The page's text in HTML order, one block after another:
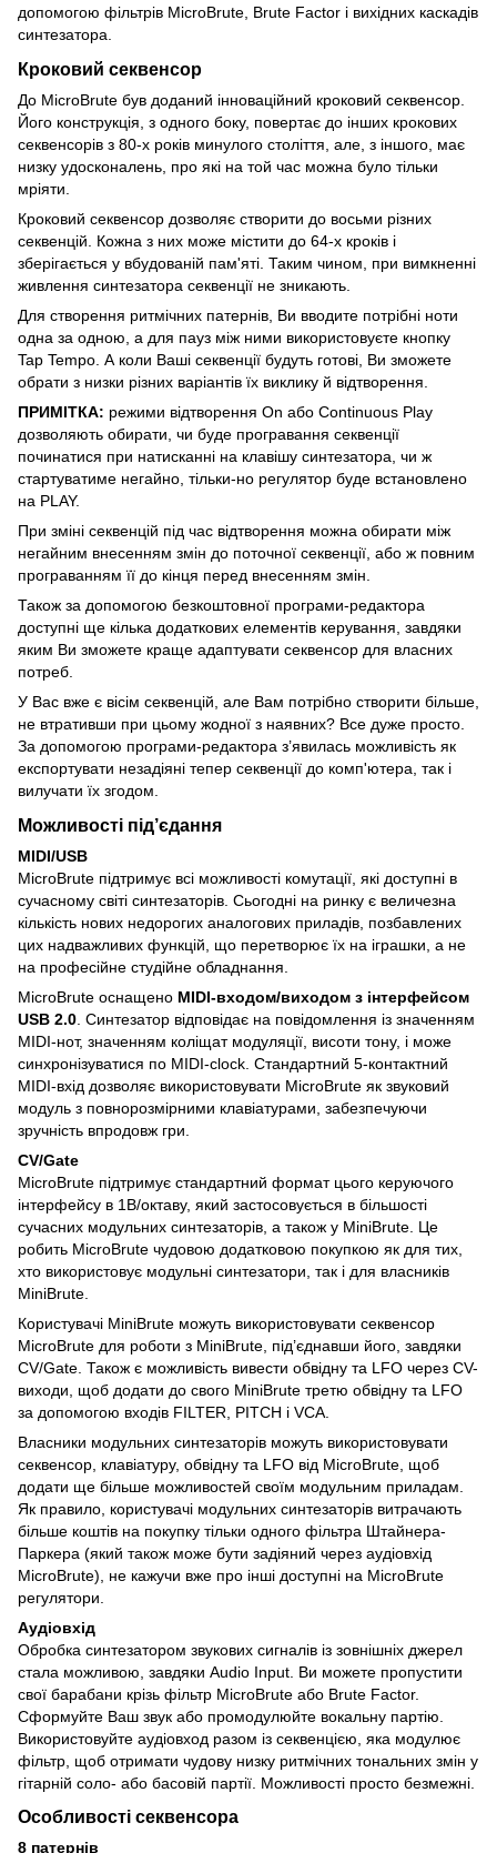
допомогою фільтрів MicroBrute, Brute Factor і вихідних каскадів
синтезатора.
Кроковий секвенсор
До MicroBrute був доданий інноваційний кроковий секвенсор.
Його конструкція, з одного боку, повертає до інших крокових
секвенсорів з 80-х років минулого століття, але, з іншого, має
низку удосконалень, про які на той час можна було тільки
мріяти.
Кроковий секвенсор дозволяє створити до восьми різних
секвенцій. Кожна з них може містити до 64-х кроків і
зберігається у вбудованій пам'яті. Таким чином, при вимкненні
живлення синтезатора секвенції не зникають.
Для створення ритмічних патернів, Ви вводите потрібні ноти
одна за одною, а для пауз між ними використовуєте кнопку
Tap Tempo. А коли Ваші секвенції будуть готові, Ви зможете
обрати з низки різних варіантів їх виклику й відтворення.
ПРИМІТКА: режими відтворення On або Continuous Play
дозволяють обирати, чи буде програвання секвенції
починатися при натисканні на клавішу синтезатора, чи ж
стартуватиме негайно, тільки-но регулятор буде встановлено
на PLAY.
При зміні секвенцій під час відтворення можна обирати між
негайним внесенням змін до поточної секвенції, або ж повним
програванням її до кінця перед внесенням змін.
Також за допомогою безкоштовної програми-редактора
доступні ще кілька додаткових елементів керування, завдяки
яким Ви зможете краще адаптувати секвенсор для власних
потреб.
У Вас вже є вісім секвенцій, але Вам потрібно створити більше,
не втративши при цьому жодної з наявних? Все дуже просто.
За допомогою програми-редактора з’явилась можливість як
експортувати незадіяні тепер секвенції до комп'ютера, так і
вилучати їх згодом.
Можливості під’єдання
MIDI/USB
MicroBrute підтримує всі можливості комутації, які доступні в
сучасному світі синтезаторів. Сьогодні на ринку є величезна
кількість нових недорогих аналогових приладів, позбавлених
цих надважливих функцій, що перетворює їх на іграшки, а не
на професійне студійне обладнання.
MicroBrute оснащено MIDI-входом/виходом з інтерфейсом
USB 2.0 . Синтезатор відповідає на повідомлення із значенням
MIDI-нот, значенням коліщат модуляції, висоти тону, і може
синхронізуватися по MIDI-clock. Стандартний 5-контактний
MIDI-вхід дозволяє використовувати MicroBrute як звуковий
модуль з повнорозмірними клавіатурами, забезпечуючи
зручність впродовж гри.
CV/Gate
MicroBrute підтримує стандартний формат цього керуючого
інтерфейсу в 1В/октаву, який застосовується в більшості
сучасних модульних синтезаторів, а також у MinіBrute. Це
робить MicroBrute чудовою додатковою покупкою як для тих,
хто використовує модульні синтезатори, так і для власників
MiniBrute.
Користувачі MiniBrute можуть використовувати секвенсор
MicroBrute для роботи з MiniBrute, під’єднавши його, завдяки
CV/Gate. Також є можливість вивести обвідну та LFO через CV-
виходи, щоб додати до свого MiniBrute третю обвідну та LFO
за допомогою входів FILTER, PITCH і VCA.
Власники модульних синтезаторів можуть використовувати
секвенсор, клавіатуру, обвідну та LFO від MicroBrute, щоб
додати ще більше можливостей своїм модульним приладам.
Як правило, користувачі модульних синтезаторів витрачають
більше коштів на покупку тільки одного фільтра Штайнера-
Паркера (який також може бути задіяний через аудіовхід
MicroBrute), не кажучи вже про інші доступні на MicroBrute
регулятори.
Аудіовхід
Обробка синтезатором звукових сигналів із зовнішніх джерел
стала можливою, завдяки Audio Input. Ви можете пропустити
свої барабани крізь фільтр MicroBrute або Brute Factor.
Сформуйте Ваш звук або промодулюйте вокальну партію.
Використовуйте аудіовход разом із секвенцією, яка модулює
фільтр, щоб отримати чудову низку ритмічних тональних змін у
гітарній соло- або басовій партії. Можливості просто безмежні.
Особливості секвенсора
8 патернів